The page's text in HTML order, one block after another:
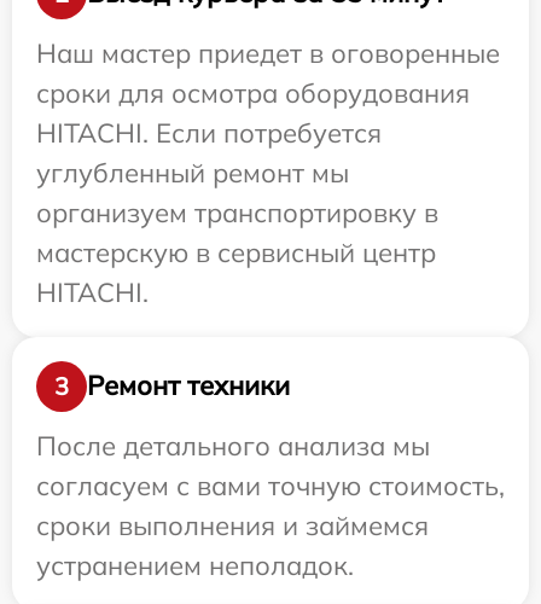
Наш мастер приедет в оговоренные
сроки для осмотра оборудования
HITACHI. Если потребуется
углубленный ремонт мы
организуем транспортировку в
мастерскую в сервисный центр
HITACHI.
3
Ремонт техники
После детального анализа мы
согласуем с вами точную стоимость,
сроки выполнения и займемся
устранением неполадок.